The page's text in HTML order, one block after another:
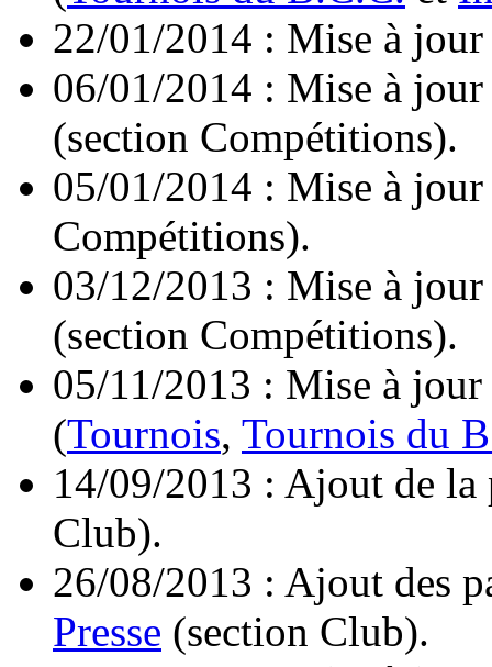
22/01/2014 : Mise à
06/01/2014 : Mise à
(section Compétitions).
05/01/2014 : Mise à
Compétitions).
03/12/2013 : Mise à
(section Compétitions).
05/11/2013 : Mise à
(Tournois, Tournois du
14/09/2013 : Ajout de la
Club).
26/08/2013 : Ajout des
Presse (section Club).